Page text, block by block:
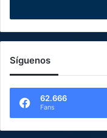
Síguenos
62.666
Fans